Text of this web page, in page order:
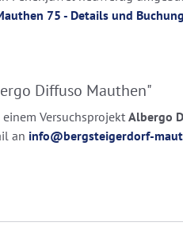
75 - Details und
Diffuso Mauthen"
Versuchsprojekt Albergo
an info@bergsteigerdorf-